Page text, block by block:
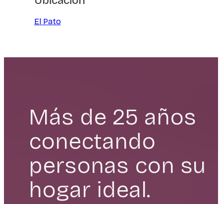
El Pato
Más de 25 años
conectando
personas con su
hogar ideal.